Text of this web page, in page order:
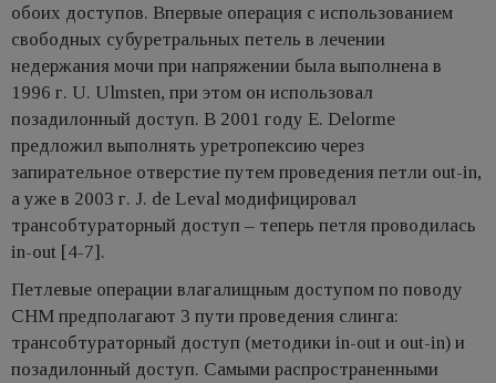
обоих доступов. Впервые операция с использованием
свободных субуретральных петель в лечении
недержания мочи при напряжении была выполнена в
1996 г. U. Ulmsten, при этом он использовал
позадилонный доступ. В 2001 году Е. Delorme
предложил выполнять уретропексию через
запирательное отверстие путем проведения петли out-in,
а уже в 2003 г. J. de Leval модифицировал
трансобтураторный доступ – теперь петля проводилась
in-out [4-7].
Петлевые операции влагалищным доступом по поводу
СНМ предполагают 3 пути проведения слинга:
трансобтураторный доступ (методики in-out и out-in) и
позадилонный доступ. Самыми распространенными